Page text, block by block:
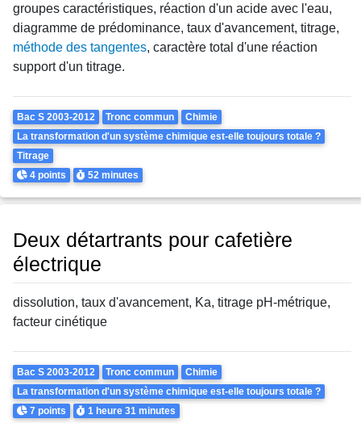
groupes caractéristiques, réaction d'un acide avec l'eau,
diagramme de prédominance, taux d'avancement, titrage,
méthode des tangentes, caractère total d'une réaction
support d'un titrage.
Theme
Bac S 2003-2012 Tronc commun
Chimie
La transformation d'un système chimique est-elle toujours totale ?
Titrage
Points
4 points Durée
52 minutes
Deux détartrants pour cafetière
électrique
dissolution, taux d'avancement, Ka, titrage pH-métrique,
facteur cinétique
Theme
Bac S 2003-2012 Tronc commun
Chimie
La transformation d'un système chimique est-elle toujours totale ?
Points
7 points Durée
1 heure31 minutes